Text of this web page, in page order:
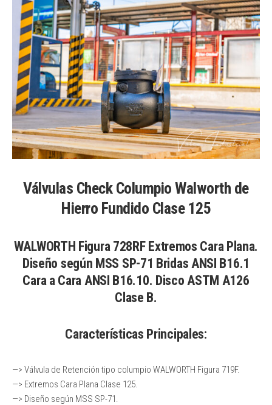
Válvulas Check Columpio Walworth de
Hierro Fundido Clase 125
WALWORTH Figura 728RF Extremos Cara Plana.
Diseño según MSS SP-71 Bridas ANSI B16.1
Cara a Cara ANSI B16.10. Disco ASTM A126
Clase B.
Características Principales:
—> Válvula de Retención tipo columpio WALWORTH Figura 719F.
—> Extremos Cara Plana Clase 125.
—> Diseño según MSS SP-71.